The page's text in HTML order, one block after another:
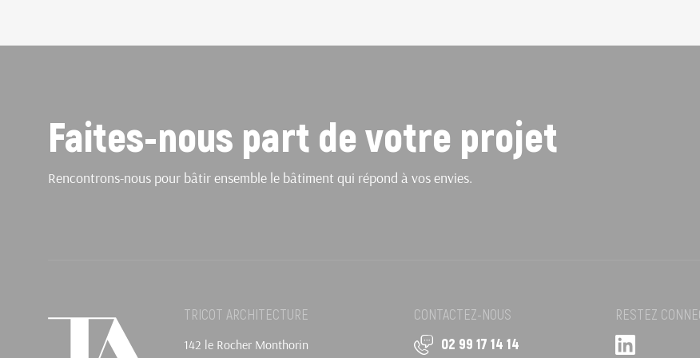
Faites-nous part de votre projet
Rencontrons-nous pour bâtir ensemble le bâtiment qui répond à vos envies.
TRICOT ARCHITECTURE
142 le Rocher Monthorin
CONTACTEZ-NOUS
02 99 17 14 14
RESTEZ